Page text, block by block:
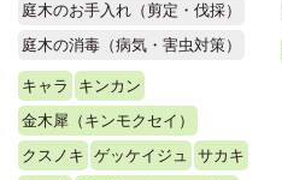
庭木のお手入れ（剪定・伐採）
庭木の消毒（病気・害虫対策）
キャラ
キンカン
金木犀（キンモクセイ）
クスノキ ゲッケイジュ
サカキ